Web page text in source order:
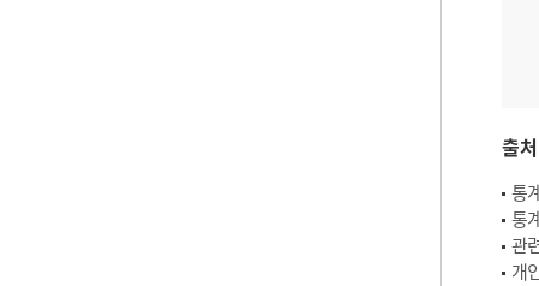
출
통
통
관
개